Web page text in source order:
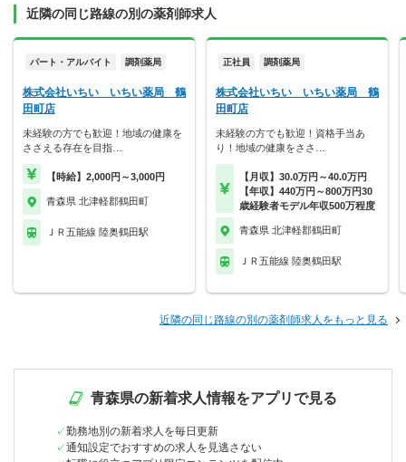
近隣の同じ路線の別の薬剤師求人
パート・アルバイト 調剤薬局
株式会社いちい いちい薬局 鶴
田町店
未経験の方でも歓迎！地域の健康を
ささえる存在を目指…
【時給】2,000円～3,000円
青森県 北津軽郡鶴田町
ＪＲ五能線 陸奥鶴田駅
正社員 調剤薬局
株式会社いちい いちい薬局 鶴
田町店
未経験の方でも歓迎！資格手当あ
り！地域の健康をささ…
【月収】30.0万円～40.0万円
【年収】440万円～800万円30
歳経験者モデル年収500万程度
青森県 北津軽郡鶴田町
ＪＲ五能線 陸奥鶴田駅
近隣の同じ路線の別の薬剤師求人をもっと見る
青森県の新着求人情報をアプリで見る
勤務地別の新着求人を毎日更新
通知設定でおすすめの求人を見逃さない